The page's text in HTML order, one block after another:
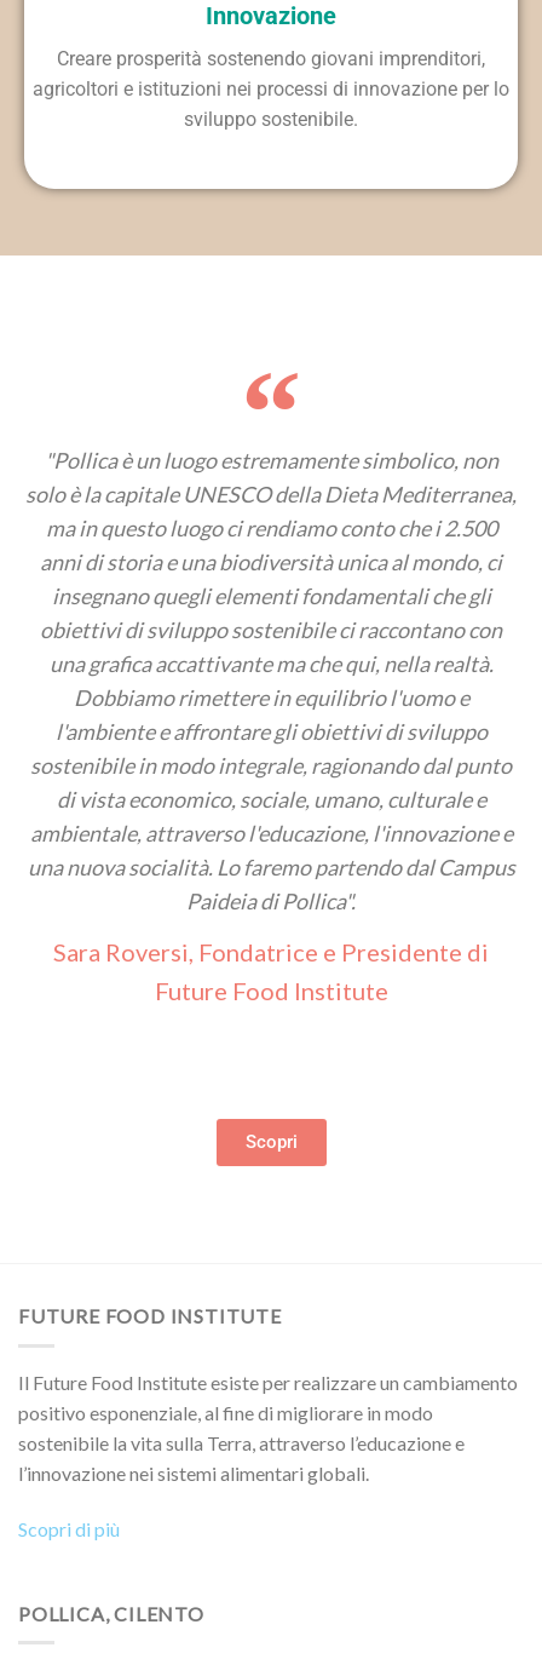
Innovazione
Creare prosperità sostenendo giovani imprenditori,
agricoltori e istituzioni nei processi di innovazione per lo
sviluppo sostenibile.
"Pollica è un luogo estremamente simbolico, non
solo è la capitale UNESCO della Dieta Mediterranea,
ma in questo luogo ci rendiamo conto che i 2.500
anni di storia e una biodiversità unica al mondo, ci
insegnano quegli elementi fondamentali che gli
obiettivi di sviluppo sostenibile ci raccontano con
una grafica accattivante ma che qui, nella realtà.
Dobbiamo rimettere in equilibrio l'uomo e
l'ambiente e affrontare gli obiettivi di sviluppo
sostenibile in modo integrale, ragionando dal punto
di vista economico, sociale, umano, culturale e
ambientale, attraverso l'educazione, l'innovazione e
una nuova socialità. Lo faremo partendo dal Campus
Paideia di Pollica".
Sara Roversi, Fondatrice e Presidente di
Future Food Institute
Scopri
FUTURE FOOD INSTITUTE
Il Future Food Institute esiste per realizzare un cambiamento
positivo esponenziale, al fine di migliorare in modo
sostenibile la vita sulla Terra, attraverso l’educazione e
l’innovazione nei sistemi alimentari globali.
Scopri di più
POLLICA, CILENTO